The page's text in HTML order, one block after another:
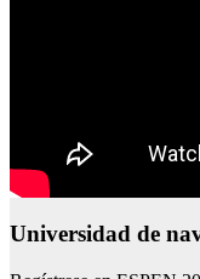
Universidad de